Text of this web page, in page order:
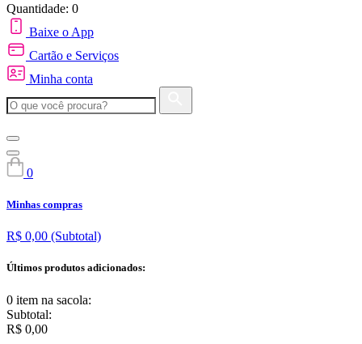
Quantidade: 0
Baixe o App
Cartão e Serviços
Minha conta
0
Minhas compras
R$ 0,00 (Subtotal)
Últimos produtos adicionados:
0 item na sacola:
Subtotal:
R$ 0,00